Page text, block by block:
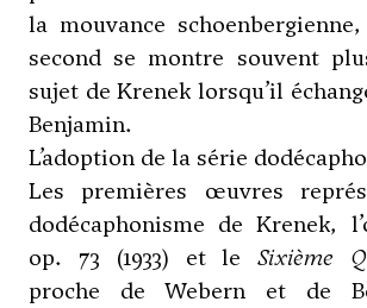
la mouvance
second se montre souvent
sujet de Krenek lorsqu’il
Benjamin.
L’adoption de la série
Les premières œuvres
dodécaphonisme de Krenek,
op. 73 (1933) et leSixième
proche deWebern et de